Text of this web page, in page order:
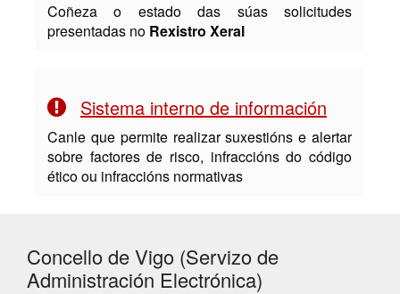
Coñeza o estado das súas solicitudes
presentadas no Rexistro Xeral
Sistema interno de información
Canle que permite realizar suxestións e alertar
sobre factores de risco, infraccións do código
ético ou infraccións normativas
Concello de Vigo (Servizo de
Administración Electrónica)